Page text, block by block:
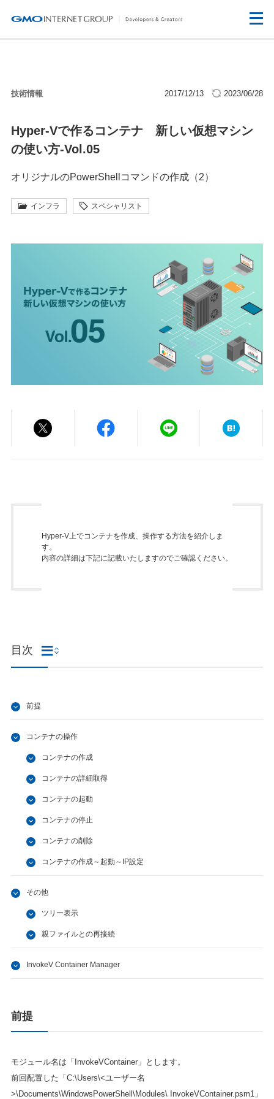
技術情報 2017/12/13 2023/06/28
Hyper-Vで作るコンテナ 新しい仮想マシン
の使い方-Vol.05
オリジナルのPowerShellコマンドの作成（2）
インフラ スペシャリスト
Hyper-V上でコンテナを作成、操作する方法を紹介しま
す。
内容の詳細は下記に記載いたしますのでご確認ください。
目次
前提
コンテナの操作
コンテナの作成
コンテナの詳細取得
コンテナの起動
コンテナの停止
コンテナの削除
コンテナの作成～起動～IP設定
その他
ツリー表示
親ファイルとの再接続
InvokeV Container Manager
前提
モジュール名は「InvokeVContainer」とします。
前回配置した「C:\Users\<ユーザー名
>\Documents\WindowsPowerShell\Modules\ InvokeVContainer.psm1」